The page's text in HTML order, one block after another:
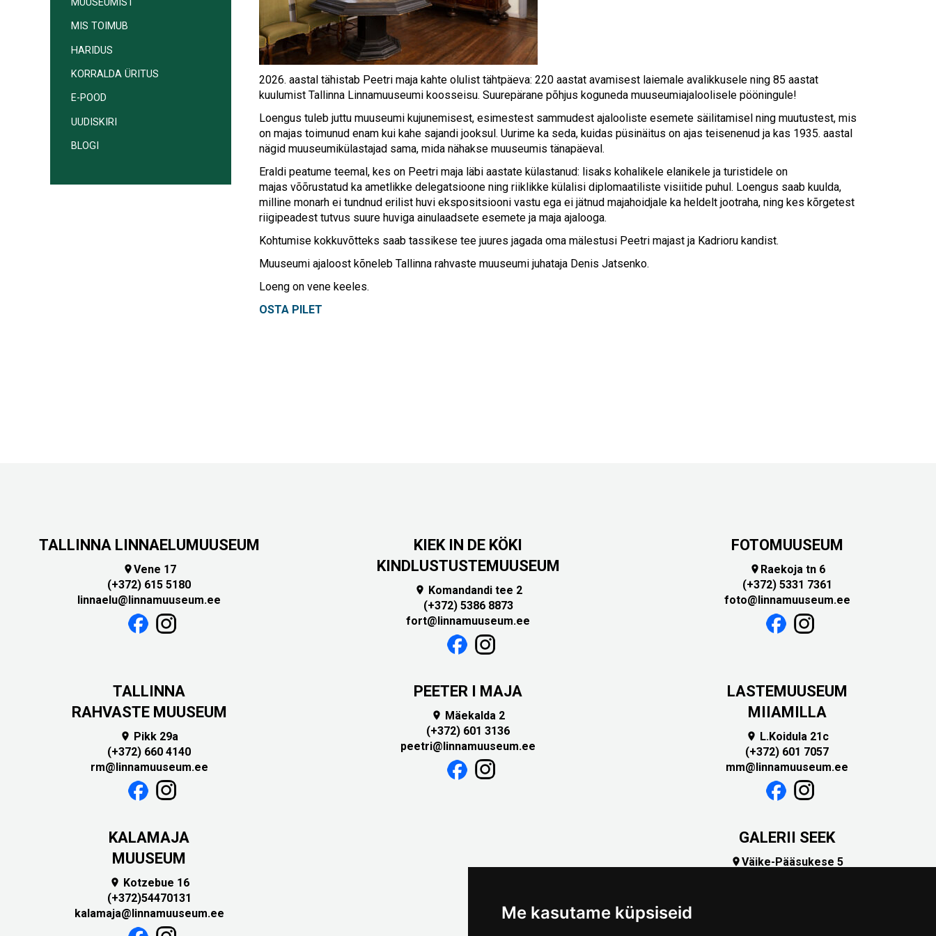
Me kasutame küpsiseid
gestures.
MIS TOIMUB
HARIDUS
KORRALDA ÜRITUS
E-POOD
UUDISKIRI
BLOGI
2026. aastal tähistab Peetri maja kahte olulist tähtpäeva: 220 aastat avamisest laiemale avalikkusele ning 85 aastat
kuulumist Tallinna Linnamuuseumi koosseisu. Suurepärane põhjus koguneda muuseumiajaloolisele pööningule!
Loengus tuleb juttu muuseumi kujunemisest, esimestest sammudest ajalooliste esemete säilitamisel ning muutustest, mis
on majas toimunud enam kui kahe sajandi jooksul. Uurime ka seda, kuidas püsinäitus on ajas teisenenud ja kas 1935. aastal
nägid muuseumikülastajad sama, mida nähakse muuseumis tänapäeval.
Eraldi peatume teemal, kes on Peetri maja läbi aastate külastanud: lisaks kohalikele elanikele ja turistidele on
majas võõrustatud ka ametlikke delegatsioone ning riiklikke külalisi diplomaatiliste visiitide puhul. Loengus saab kuulda,
milline monarh ei tundnud erilist huvi ekspositsiooni vastu ega ei jätnud majahoidjale ka heldelt jootraha, ning kes kõrgetest
riigipeadest tutvus suure huviga ainulaadsete esemete ja maja ajalooga.
Kohtumise kokkuvõtteks saab tassikese tee juures jagada oma mälestusi Peetri majast ja Kadrioru kandist.
Muuseumi ajaloost kõneleb Tallinna rahvaste muuseumi juhataja Denis Jatsenko.
Loeng on vene keeles.
OSTA PILET
TALLINNA LINNAELUMUUSEUM
Vene 17
(+372) 615 5180
linnaelu@linnamuuseum.ee
KIEK IN DE KÖKI
KINDLUSTUSTEMUUSEUM
 Komandandi tee 2
(+372) 5386 8873
fort@linnamuuseum.ee
FOTOMUUSEUM
 Raekoja tn 6
(+372) 5331 7361
foto@linnamuuseum.ee
TALLINNA
RAHVASTE MUUSEUM
 Pikk 29a
(+372) 660 4140
rm@linnamuuseum.ee
PEETER I MAJA
 Mäekalda 2
(+372) 601 3136
peetri@linnamuuseum.ee
LASTEMUUSEUM
MIIAMILLA
 L.Koidula 21c
(+372) 601 7057
mm@linnamuuseum.ee
KALAMAJA
MUUSEUM
 Kotzebue 16
(+372)54470131
kalamaja@linnamuuseum.ee
GALERII SEEK
Väike-Pääsukese 5